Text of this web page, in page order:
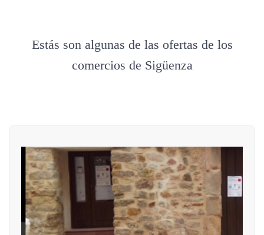
Estás son algunas de las ofertas de los
comercios de Sigüenza